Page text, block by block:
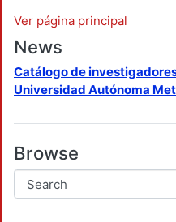
Ver página principal
News
Catálogo de
Universidad Autónoma
Browse